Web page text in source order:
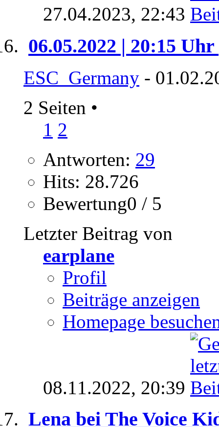
27.04.2023, 22:43
06.05.2022 | 20:15
ESC_Germany -
2 Seiten •
1 2
Antworten: 29
Hits: 28.726
Bewertung0 / 5
Letzter Beitrag von
earplane
Profil
Beiträge anzeigen
Homepage
08.11.2022, 20:39
Lena bei The Voice